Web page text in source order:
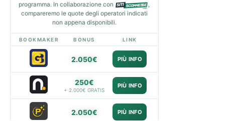
programma. In collaborazione con
,
compareremo le quote degli operatori indicati
non appena disponibili.
BOOKMAKER BONUS LINK
2.050€ PIÙ INFO
250€
+ 2.000€ GRATIS
PIÙ INFO
2.050€ PIÙ INFO